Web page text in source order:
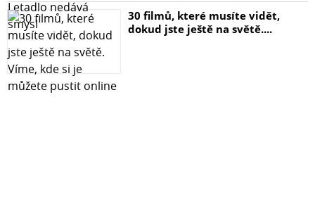
30 filmů, které musíte vidět,
dokud jste ještě na světě....